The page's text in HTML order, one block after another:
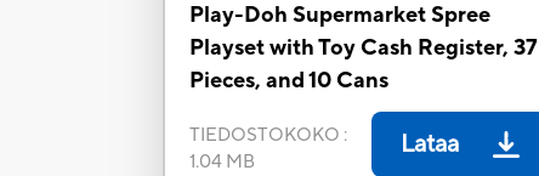
Play-Doh Supermarket Spree
Playset with Toy Cash Register, 37
Pieces, and 10 Cans
TIEDOSTOKOKO :
1.04 MB
Lataa